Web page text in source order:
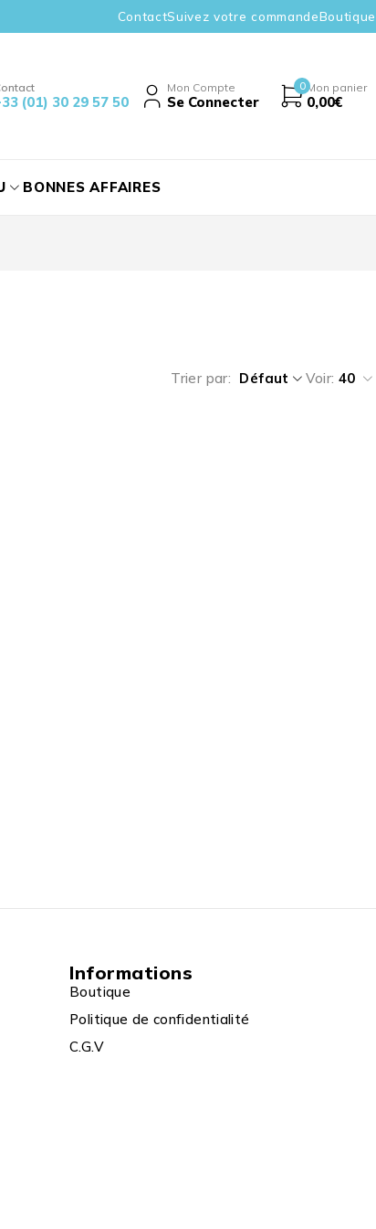
ContactSuivez votre commandeBoutique
(01) 30 29 57 50
Mon Compte
Se Connecter
0 Mon panier
0,00€
BONNES AFFAIRES
Trier par Défaut Voir: 40
Informations
Boutique
Politique de confidentialité
C.G.V